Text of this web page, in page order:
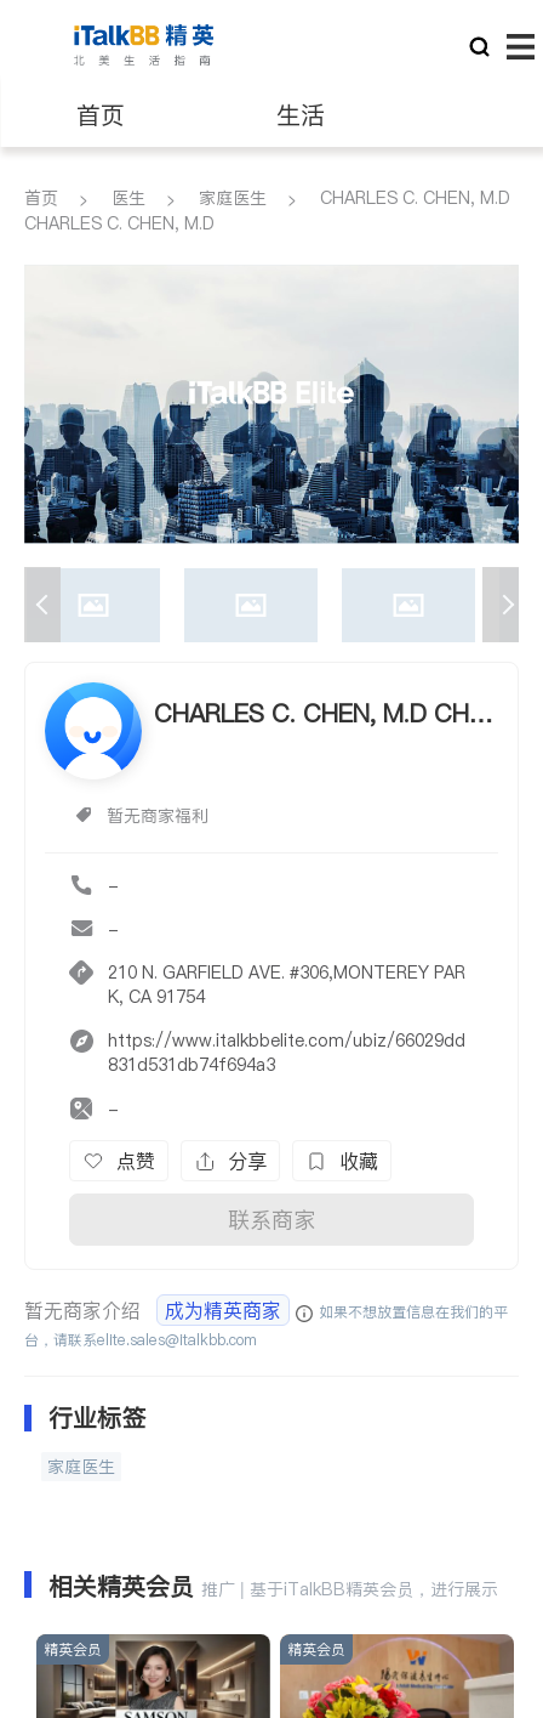
首页 生活
医生 律师
养老 非盈利组织
首页 医生 家庭医生
CHARLES C. CHEN, M.D
CHARLES C. CHEN, M.D
CHARLES C. CHEN, M.D CHA
暂无商家福利
-
-
210 N. GARFIELD AVE. #306,MONTEREY PAR
K, CA 91754
https://www.italkbbelite.com/ubiz/66029dd
831d531db74f694a3
-
点赞 分享 收藏
联系商家
暂无商家介绍 成为精英商家
如果不想放置信息在我们的平
台，请联系elite.sales@italkbb.com
行业标签
家庭医生
相关精英会员 推广 | 基于iTalkBB精英会员，进行展示
精英会员 精英会员